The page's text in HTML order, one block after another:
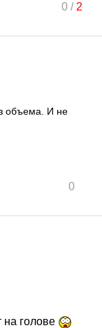
0/ 2
объема. И не
0
на голове